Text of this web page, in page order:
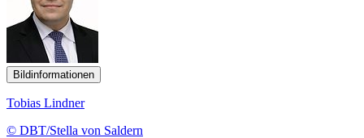
Bildinformationen
Tobias Lindner
© DBT/Stella von Saldern